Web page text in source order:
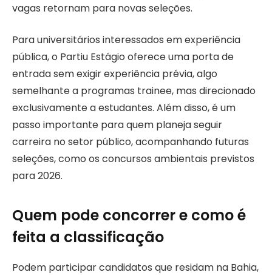
vagas retornam para novas seleções.
Para universitários interessados em experiência
pública, o Partiu Estágio oferece uma porta de
entrada sem exigir experiência prévia, algo
semelhante a programas trainee, mas direcionado
exclusivamente a estudantes. Além disso, é um
passo importante para quem planeja seguir
carreira no setor público, acompanhando futuras
seleções, como os concursos ambientais previstos
para 2026.
Quem pode concorrer e como é
feita a classificação
Podem participar candidatos que residam na Bahia,